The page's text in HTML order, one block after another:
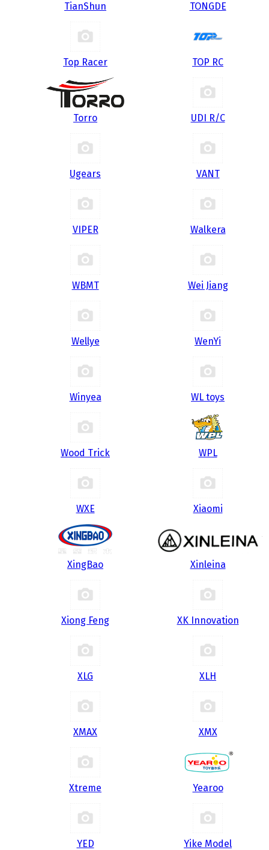
TianShun TONGDE
Top Racer TOP RC
Torro UDI R/С
Ugears VANT
VIPER Walkera
WBMT Wei Jiang
Wellye WenYi
Winyea WL toys
Wood Trick WPL
WXE Xiaomi
XingBao Xinleina
Xiong Feng XK Innovation
XLG XLH
XMAX XMX
Xtreme Yearoo
YED Yike Model